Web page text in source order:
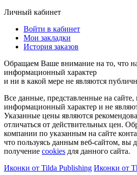
Личный кабинет
Войти в кабинет
Мои закладки
История заказов
Обращаем Ваше внимание на то, что
информационный характер
и ни в какой мере не являются
Все данные, представленные на сайте,
информационный характер и не
Указанные цены являются
отличаться от действительных цен.
компании по указанным на сайте
что пользуясь данным веб-сайтом, вы
получение cookies для данного сайта.
Иконки от Tilda Publishing Иконки от